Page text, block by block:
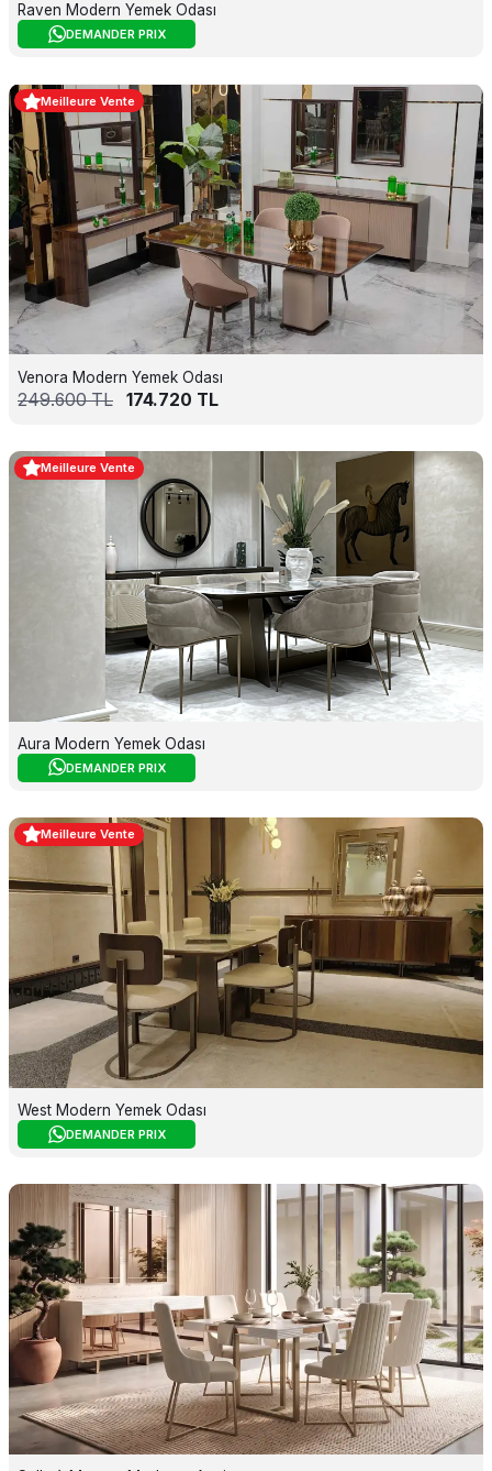
Raven Modern Yemek Odası
DEMANDER PRIX
Meilleure Vente
Venora Modern Yemek Odası
249.600TL 174.720 TL
Meilleure Vente
Aura Modern Yemek Odası
DEMANDER PRIX
Meilleure Vente
West Modern Yemek Odası
DEMANDER PRIX